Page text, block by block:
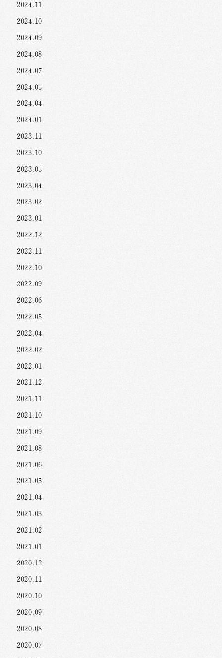
2024.11
2024.10
2024.09
2024.08
2024.07
2024.05
2024.04
2024.01
2023.11
2023.10
2023.05
2023.04
2023.02
2023.01
2022.12
2022.11
2022.10
2022.09
2022.06
2022.05
2022.04
2022.02
2022.01
2021.12
2021.11
2021.10
2021.09
2021.08
2021.06
2021.05
2021.04
2021.03
2021.02
2021.01
2020.12
2020.11
2020.10
2020.09
2020.08
2020.07